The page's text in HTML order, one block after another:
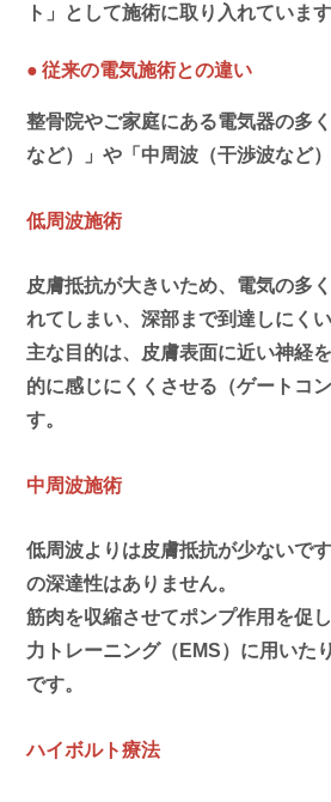
ト」として施術に取り入れています
● 従来の電気施術との違い
整骨院やご家庭にある電気器の多
など）」や「中周波（干渉波など
低周波施術
皮膚抵抗が大きいため、電気の多
れてしまい、深部まで到達しにく
主な目的は、皮膚表面に近い神経
的に感じにくくさせる（ゲートコ
す。
中周波施術
低周波よりは皮膚抵抗が少ないで
の深達性はありません。
筋肉を収縮させてポンプ作用を促
力トレーニング（EMS）に用いた
です。
ハイボルト療法